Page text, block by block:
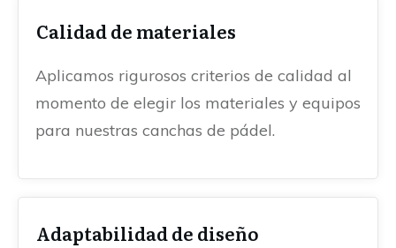
Calidad de materiales
Aplicamos rigurosos criterios de calidad al
momento de elegir los materiales y equipos
para nuestras canchas de pádel.
Adaptabilidad de diseño